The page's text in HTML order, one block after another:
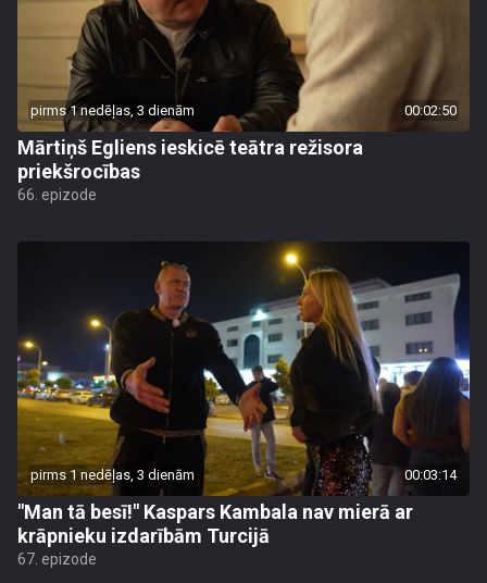
pirms 1 nedēļas, 3 dienām 00:02:50
Mārtiņš Egliens ieskicē teātra režisora
priekšrocības
66. epizode
pirms 1 nedēļas, 3 dienām 00:03:14
"Man tā besī!" Kaspars Kambala nav mierā ar
krāpnieku izdarībām Turcijā
67. epizode